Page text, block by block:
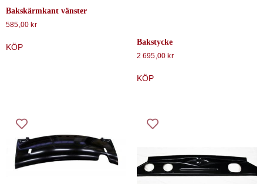
Bakskärmkant vänster
585,00 kr
KÖP
Bakstycke
2 695,00 kr
KÖP